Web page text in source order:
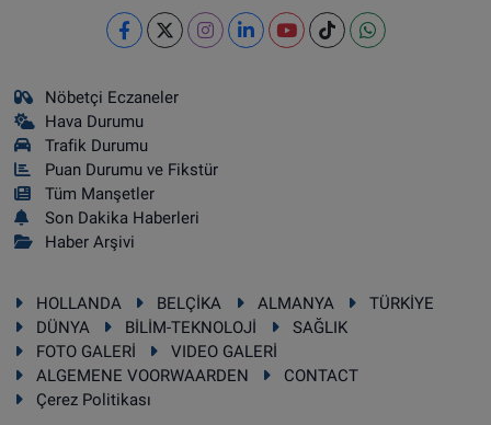
Nöbetçi Eczaneler
Hava Durumu
Trafik Durumu
Puan Durumu ve Fikstür
Tüm Manşetler
Son Dakika Haberleri
Haber Arşivi
HOLLANDA BELÇİKA ALMANYA
TÜRKİYE
DÜNYA
BİLİM-TEKNOLOJİ
SAĞLIK
FOTO GALERİ
VIDEO GALERİ
ALGEMENE VOORWAARDEN
CONTACT
Çerez Politikası